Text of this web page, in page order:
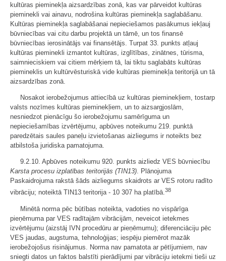
kultūras pieminekļa aizsardzības zonā, kas var pārveidot kultūras
pieminekli vai ainavu, nodrošina kultūras pieminekļa saglabāšanu.
Kultūras pieminekļa saglabāšanai nepieciešamos pasākumus iekļauj
būvniecības vai citu darbu projektā un tāmē, un tos finansē
būvniecības ierosinātājs vai finansētājs. Turpat 33. punkts atļauj
kultūras pieminekli izmantot kultūras, izglītības, zinātnes, tūrisma,
saimnieciskiem vai citiem mērķiem tā, lai tiktu saglabāts kultūras
piemineklis un kultūrvēsturiskā vide kultūras pieminekļa teritorijā un tā
aizsardzības zonā.
Nosakot ierobežojumus attiecībā uz kultūras pieminekļiem, tostarp
valsts nozīmes kultūras pieminekļiem, un to aizsargjoslām,
nesniedzot pienācīgu šo ierobežojumu samērīguma un
nepieciešamības izvērtējumu, apbūves noteikumu 219. punktā
paredzētais saules paneļu izvietošanas aizliegums ir noteikts bez
atbilstoša juridiska pamatojuma.
9.2.10. Apbūves noteikumu 920. punkts aizliedz VES būvniecību
Karsta procesu izplatības teritorijās (TIN13). Plānojuma
Paskaidrojuma rakstā šāds aizliegums skaidrots ar VES rotoru radīto
vibrāciju; noteiktā TIN13 teritorija - 10 307 ha platībā.38
Minētā norma pēc būtības noteikta, vadoties no vispārīga
pieņēmuma par VES radītajām vibrācijām, neveicot ietekmes
izvērtējumu (aizstāj IVN procedūru ar pieņēmumu); diferenciāciju pēc
VES jaudas, augstuma, tehnoloģijas; iespēju piemērot mazāk
ierobežojošus risinājumus. Norma nav pamatota ar pētījumiem, nav
sniegti datos un faktos balstīti pierādījumi par vibrāciju ietekmi tieši uz